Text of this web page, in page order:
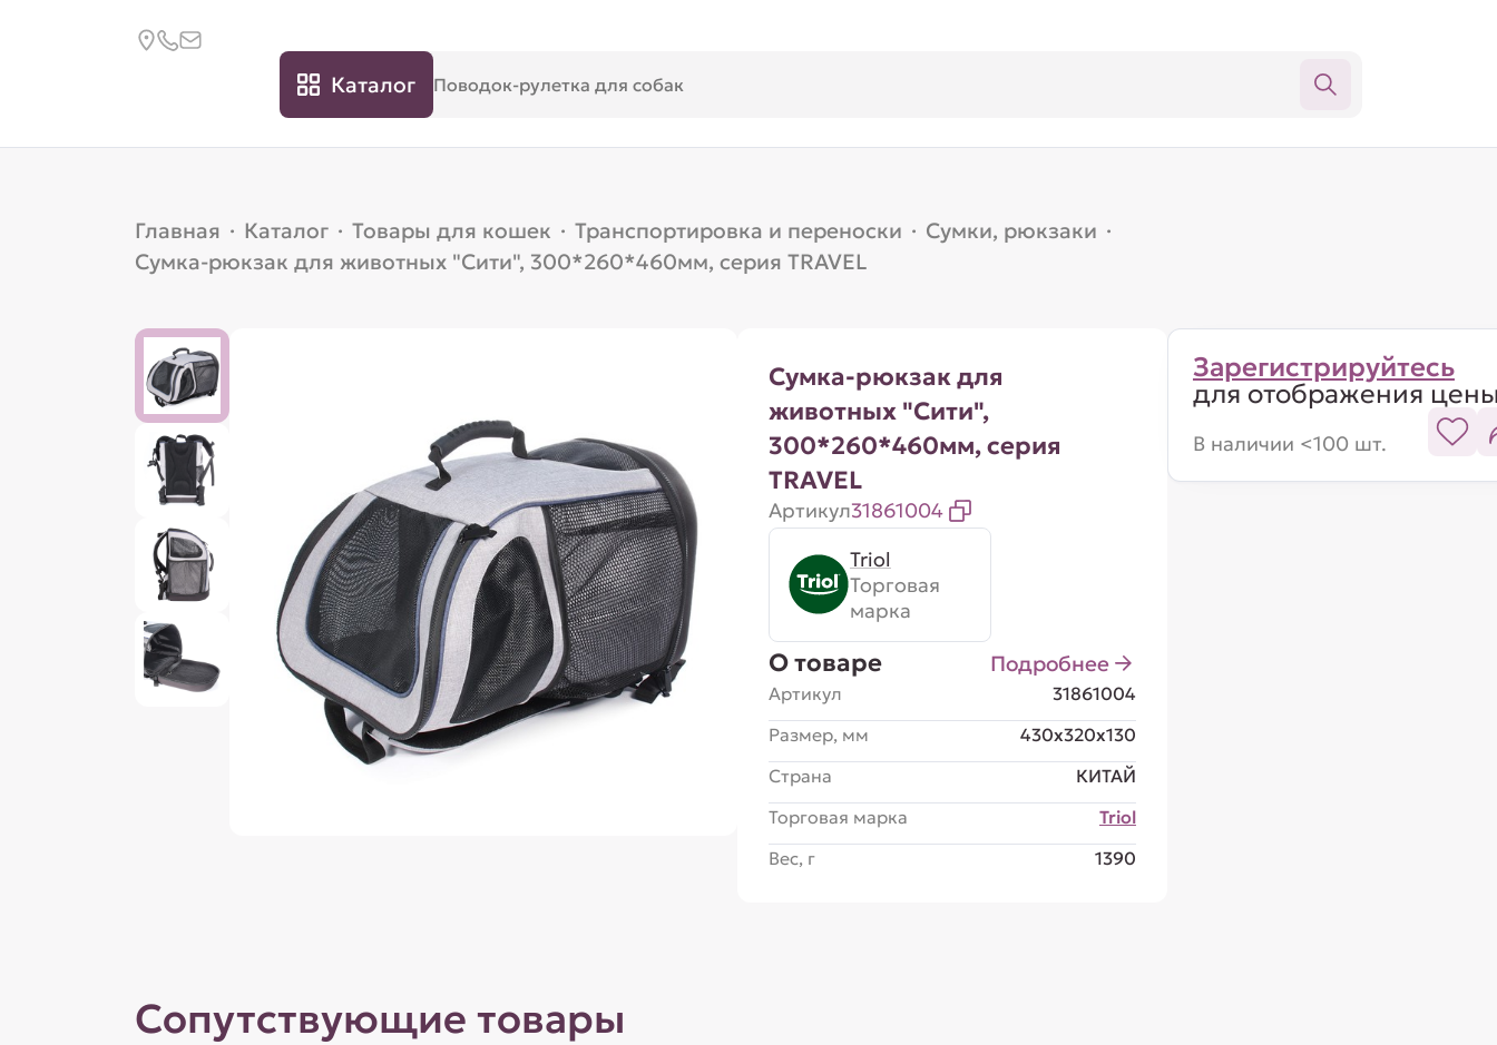
Каталог
Главная · Каталог · Товары для кошек · Транспортировка и переноски · Сумки, рюкзаки ·
Сумка-рюкзак для животных "Сити", 300*260*460мм, серия TRAVEL
Сумка-рюкзак для
животных "Сити",
300*260*460мм, серия
TRAVEL
Артикул31861004
Triol
Торговая
марка
О товаре Подробнее
Артикул
31861004
Размер, мм
430x320x130
Страна
КИТАЙ
Торговая марка
Triol
Вес, г
1390
Зарегистрируйтесь
для отображения
В наличии <100 шт.
Сопутствующие товары